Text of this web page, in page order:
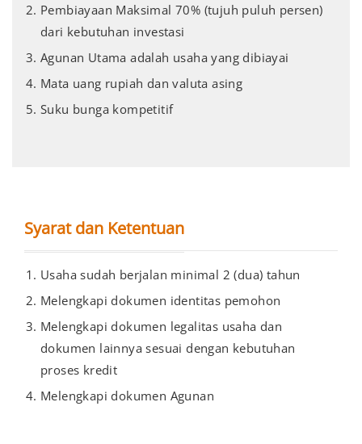
Pembiayaan Maksimal 70% (tujuh puluh persen)
dari kebutuhan investasi
Agunan Utama adalah usaha yang dibiayai
Mata uang rupiah dan valuta asing
Suku bunga kompetitif
Syarat dan Ketentuan
Usaha sudah berjalan minimal 2 (dua) tahun
Melengkapi dokumen identitas pemohon
Melengkapi dokumen legalitas usaha dan
dokumen lainnya sesuai dengan kebutuhan
proses kredit
Melengkapi dokumen Agunan